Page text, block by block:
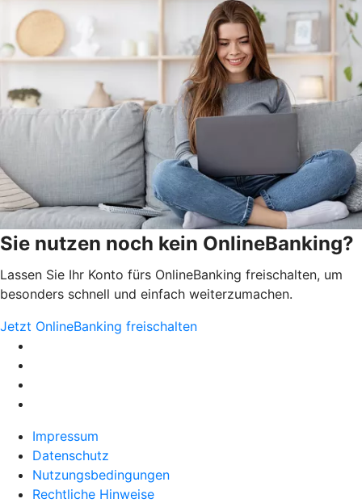
Sie nutzen noch kein OnlineBanking?
Lassen Sie Ihr Konto fürs OnlineBanking freischalten, um
besonders schnell und einfach weiterzumachen.
Jetzt OnlineBanking freischalten
Impressum
Datenschutz
Nutzungsbedingungen
Rechtliche Hinweise